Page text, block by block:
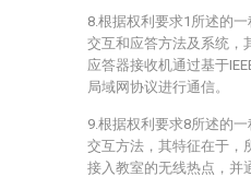
8.根据权利要求1所述的
交互和应答方法及系统，
应答器接收机通过基于
局域网协议进行通信。
9.根据权利要求8所述的
交互方法，其特征在于，
接入教室的无线热点，并